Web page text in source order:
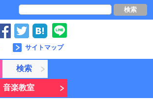
検索
サイトマップ
検索
音楽教室